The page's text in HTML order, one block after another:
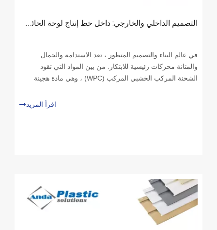
في عالم البناء والتصميم المتطور ، تعد الاستدامة والجمال
والمتانة محركات رئيسية للابتكار. من بين المواد التي تقود
الشحنة المركب الخشبي المركب (WPC) ، وهي مادة هجينة
واسع في الكسوة والسقوف والأقسام والجدران الزخرفية ،
اقرأ المزيد